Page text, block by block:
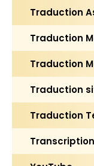
Traduction
Traduction
Traduction
Traduction
Traduction
Transcription